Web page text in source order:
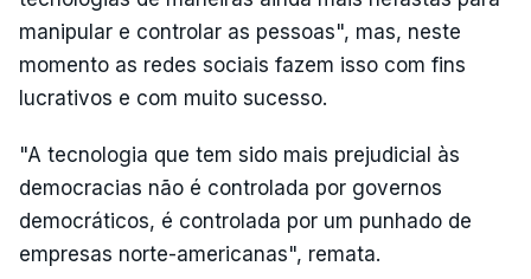
manipular e controlar as pessoas", mas, neste
momento as redes sociais fazem isso com fins
lucrativos e com muito sucesso.
"A tecnologia que tem sido mais prejudicial às
democracias não é controlada por governos
democráticos, é controlada por um punhado de
empresas norte-americanas", remata.